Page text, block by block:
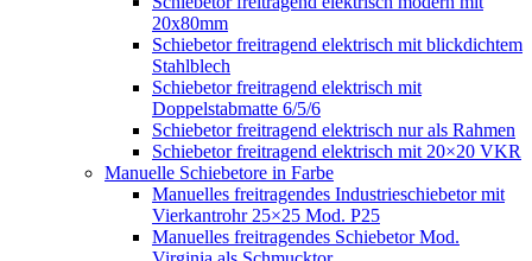
20x80mm
Schiebetor freitragend elektrisch mit blickdichtem
Stahlblech
Schiebetor freitragend elektrisch mit
Doppelstabmatte 6/5/6
Schiebetor freitragend elektrisch nur als Rahmen
Schiebetor freitragend elektrisch mit 20×20 VKR
Manuelle Schiebetore in Farbe
Manuelles freitragendes Industrieschiebetor mit
Vierkantrohr 25×25 Mod. P25
Manuelles freitragendes Schiebetor Mod.